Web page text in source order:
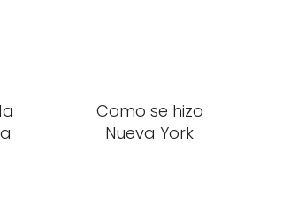
Como se hizo
Nueva York